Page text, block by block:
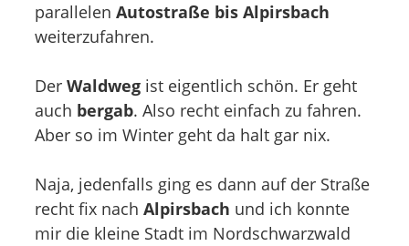
parallelen Autostraße bis Alpirsbach
weiterzufahren.
Der Waldweg ist eigentlich schön. Er geht
auch bergab. Also recht einfach zu fahren.
Aber so im Winter geht da halt gar nix.
Naja, jedenfalls ging es dann auf der Straße
recht fix nach Alpirsbach und ich konnte
mir die kleine Stadt im Nordschwarzwald